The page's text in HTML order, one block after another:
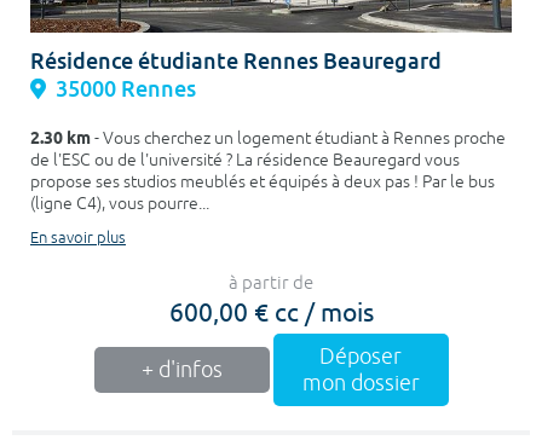
Résidence étudiante Rennes Beauregard
35000 Rennes
2.30 km- Vous cherchez un logement étudiant à Rennes proche
de l'ESC ou de l'université ? La résidence Beauregard vous
propose ses studios meublés et équipés à deux pas ! Par le bus
(ligne C4), vous pourre...
En savoir plus
à partir de
600,00 € cc / mois
+ d'infos
Déposer
mon dossier